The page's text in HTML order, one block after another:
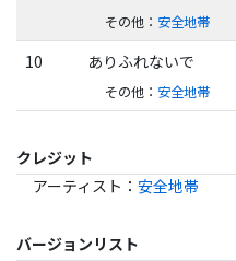
その他 ： 安全地帯
10 ありふれないで
その他 ： 安全地帯
クレジット
アーティスト ： 安全地帯
バージョンリスト